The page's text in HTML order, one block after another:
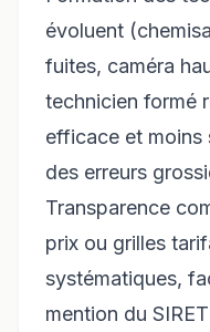
évoluent
fuites, caméra
technicien formé
efficace et moins
des erreurs
Transparence
prix ou grilles
systématiques,
mention du